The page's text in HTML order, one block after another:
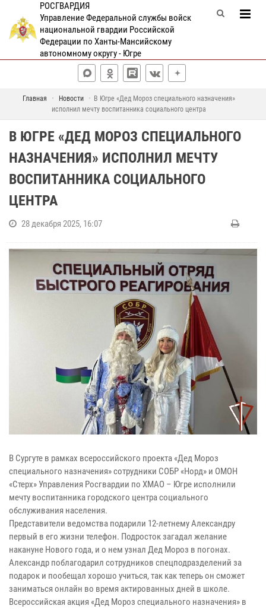
РОСГВАРДИЯ
Управление Федеральной службы войск
национальной гвардии Российской
Федерации по Ханты-Мансийскому
автономному округу - Югре
Главная Новости
В Югре «Дед Мороз специального назначения»
исполнил мечту воспитанника социального центра
В ЮГРЕ «ДЕД МОРОЗ СПЕЦИАЛЬНОГО
НАЗНАЧЕНИЯ» ИСПОЛНИЛ МЕЧТУ
ВОСПИТАННИКА СОЦИАЛЬНОГО
ЦЕНТРА
28 декабря 2025, 16:07
В Сургуте в рамках всероссийского проекта «Дед Мороз
специального назначения» сотрудники СОБР «Норд» и ОМОН
«Стерх» Управления Росгвардии по ХМАО – Югре исполнили
мечту воспитанника городского центра социального
обслуживания населения.
Представители ведомства подарили 12-летнему Александру
первый в его жизни телефон. Подросток загадал желание
накануне Нового года, и о нем узнал Дед Мороз в погонах.
Александр поблагодарил сотрудников спецподразделений за
подарок и пообещал хорошо учиться, так как теперь он сможет
заниматься онлайн во время актированных дней в школе.
Всероссийская акция «Дед Мороз специального назначения» в